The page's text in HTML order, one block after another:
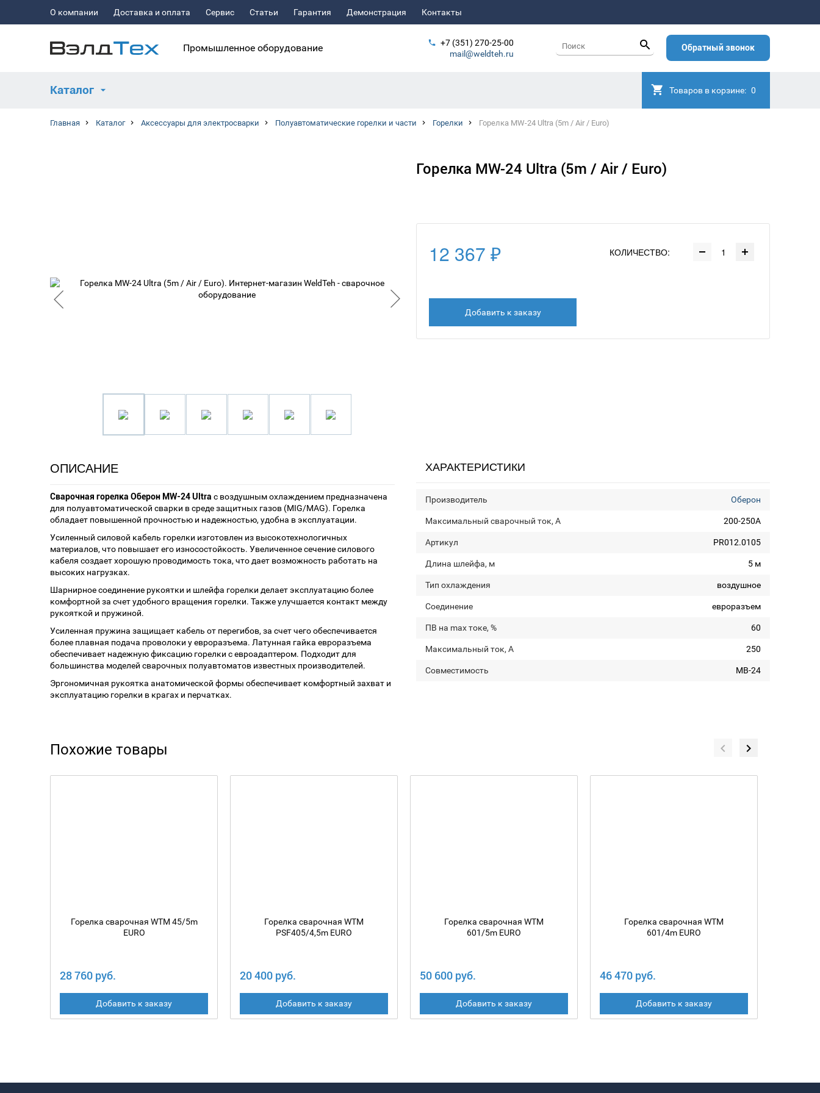
О компании Доставка и оплата Сервис Статьи Гарантия Демонстрация Контакты
Промышленное оборудование
+7 (351) 270-25-00
mail@weldteh.ru
Обратный звонок
Каталог Товаров в корзине: 0
Главная Каталог Аксессуары для электросварки Полуавтоматические горелки и части Горелки Горелка MW-24 Ultra (5m / Air / Euro)
Горелка MW-24 Ultra (5m / Air / Euro)
12 367 ₽ КОЛИЧЕСТВО:
Добавить к заказу
ОПИСАНИЕ
Сварочная горелка Оберон MW-24 Ultra с воздушным охлаждением предназначена
для полуавтоматической сварки в среде защитных газов (MIG/MAG). Горелка
обладает повышенной прочностью и надежностью, удобна в эксплуатации.
Усиленный силовой кабель горелки изготовлен из высокотехнологичных
материалов, что повышает его износостойкость. Увеличенное сечение силового
кабеля создает хорошую проводимость тока, что дает возможность работать на
высоких нагрузках.
Шарнирное соединение рукоятки и шлейфа горелки делает эксплуатацию более
комфортной за счет удобного вращения горелки. Также улучшается контакт между
рукояткой и пружиной.
Усиленная пружина защищает кабель от перегибов, за счет чего обеспечивается
более плавная подача проволоки у евроразъема. Латунная гайка евроразъема
обеспечивает надежную фиксацию горелки с евроадаптером. Подходит для
большинства моделей сварочных полуавтоматов известных производителей.
Эргономичная рукоятка анатомической формы обеспечивает комфортный захват и
эксплуатацию горелки в крагах и перчатках.
ХАРАКТЕРИСТИКИ
Производитель Оберон
Максимальный сварочный ток, А 200-250А
Артикул PR012.0105
Длина шлейфа, м 5 м
Тип охлаждения воздушное
Соединение евроразъем
ПВ на max токе, % 60
Максимальный ток, А 250
Совместимость MB-24
Похожие товары
Горелка сварочная WTM 45/5m
EURO
28 760 руб.
Добавить к заказу
Горелка сварочная WTM
PSF405/4,5m EURO
20 400 руб.
Добавить к заказу
Горелка сварочная WTM
601/5m EURO
50 600 руб.
Добавить к заказу
Горелка сварочная WTM
601/4m EURO
46 470 руб.
Добавить к заказу